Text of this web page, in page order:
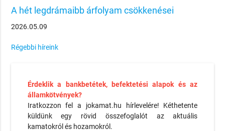
A hét legdrámaibb árfolyam csökkenései
2026.05.09
Régebbi híreink
Érdeklik a bankbetétek, befektetési alapok és az
államkötvények?
Iratkozzon fel a jokamat.hu hírlevelére! Kéthetente
küldünk egy rövid összefoglalót az aktuális
kamatokról és hozamokról.